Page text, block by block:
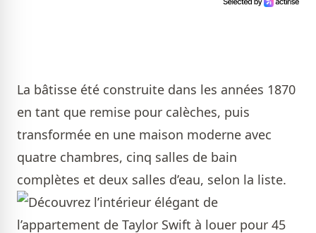
La bâtisse été construite dans les années 1870
en tant que remise pour calèches, puis
transformée en une maison moderne avec
quatre chambres, cinq salles de bain
complètes et deux salles d’eau, selon la liste.